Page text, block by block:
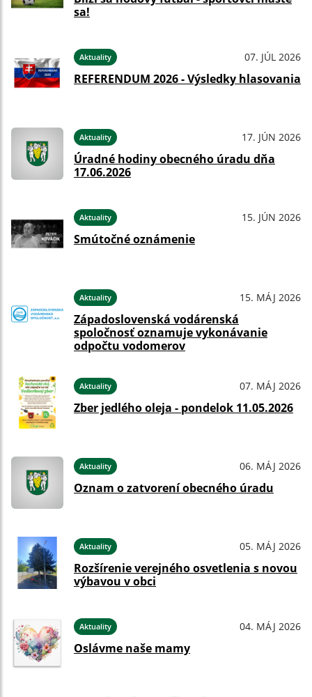
sa!
Aktuality 07. JÚL 2026
REFERENDUM 2026 - Výsledky hlasovania
Aktuality 17. JÚN 2026
Úradné hodiny obecného úradu dňa
17.06.2026
Aktuality 15. JÚN 2026
Smútočné oznámenie
Aktuality 15. MÁJ 2026
Západoslovenská vodárenská
spoločnosť oznamuje vykonávanie
odpočtu vodomerov
Aktuality 07. MÁJ 2026
Zber jedlého oleja - pondelok 11.05.2026
Aktuality 06. MÁJ 2026
Oznam o zatvorení obecného úradu
Aktuality 05. MÁJ 2026
Rozšírenie verejného osvetlenia s novou
výbavou v obci
Aktuality 04. MÁJ 2026
Oslávme naše mamy